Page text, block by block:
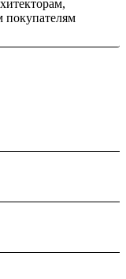
покупателям